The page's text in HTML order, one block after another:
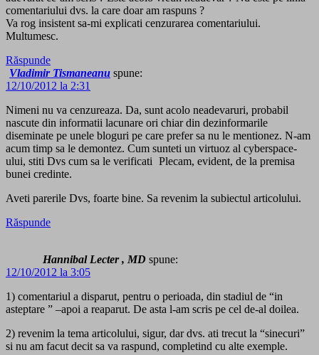
comentariului dvs. la care doar am raspuns ?
Va rog insistent sa-mi explicati cenzurarea comentariului.
Multumesc.
Răspunde
Vladimir Tismaneanu spune:
12/10/2012 la 2:31
Nimeni nu va cenzureaza. Da, sunt acolo neadevaruri, probabil
nascute din informatii lacunare ori chiar din dezinformarile
diseminate pe unele bloguri pe care prefer sa nu le mentionez. N-am
acum timp sa le demontez. Cum sunteti un virtuoz al cyberspace-
ului, stiti Dvs cum sa le verificati Plecam, evident, de la premisa
bunei credinte.
Aveti parerile Dvs, foarte bine. Sa revenim la subiectul articolului.
Răspunde
Hannibal Lecter , MD spune:
12/10/2012 la 3:05
1) comentariul a disparut, pentru o perioada, din stadiul de “in
asteptare ” –apoi a reaparut. De asta l-am scris pe cel de-al doilea.
2) revenim la tema articolului, sigur, dar dvs. ati trecut la “sinecuri”
si nu am facut decit sa va raspund, completind cu alte exemple.